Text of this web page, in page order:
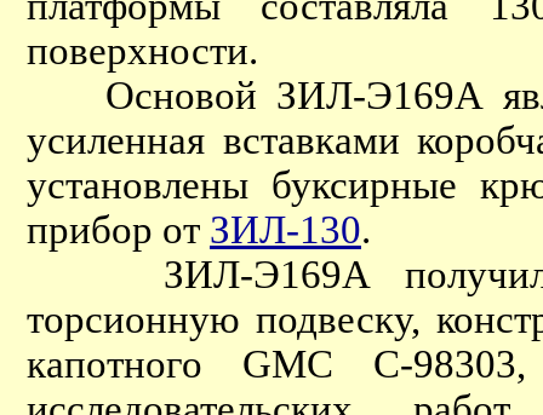
поверхности.
Основой ЗИЛ-Э169А
усиленная вставками
установлены буксирные
прибор от ЗИЛ-130.
ЗИЛ-Э169А получил
торсионную подвеску,
капотного GMC C-